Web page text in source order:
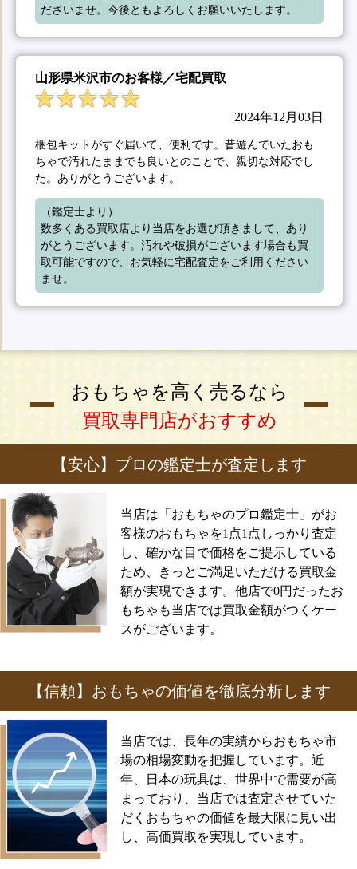
ださいませ。今後ともよろしくお願いいたします。
山形県米沢市のお客様／宅配買取
2024年12月03日
梱包キットがすぐ届いて、便利です。昔遊んでいたおも
ちゃで汚れたままでも良いとのことで、親切な対応でし
た。ありがとうございます。
（鑑定士より）
数多くある買取店より当店をお選び頂きまして、あり
がとうございます。汚れや破損がございます場合も買
取可能ですので、お気軽に宅配査定をご利用ください
ませ。
おもちゃを高く売るなら
買取専門店がおすすめ
【安心】プロの鑑定士が査定します
当店は「おもちゃのプロ鑑定士」がお
客様のおもちゃを1点1点しっかり査定
し、確かな目で価格をご提示している
ため、きっとご満足いただける買取金
額が実現できます。他店で0円だったお
もちゃも当店では買取金額がつくケー
スがございます。
【信頼】おもちゃの価値を徹底分析します
当店では、長年の実績からおもちゃ市
場の相場変動を把握しています。近
年、日本の玩具は、世界中で需要が高
まっており、当店では査定させていた
だくおもちゃの価値を最大限に見い出
し、高価買取を実現しています。